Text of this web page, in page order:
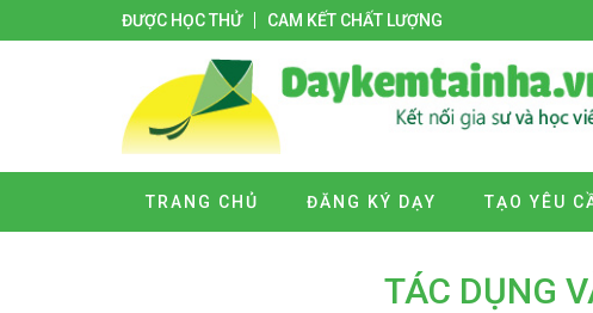
ĐƯỢC HỌC THỬ CAM KẾT CHẤT LƯỢNG
TRANG CHỦ ĐĂNG KÝ DẠY TẠO YÊU
TÁC DỤNG